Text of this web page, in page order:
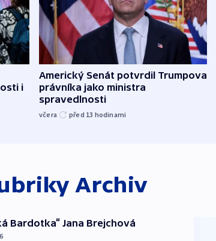
i
Americký Senát potvrdil Trumpova
právníka jako ministra
spravedlnosti
včera před 13 hodinami
Archiv
Bardotka“ Jana Brejchová